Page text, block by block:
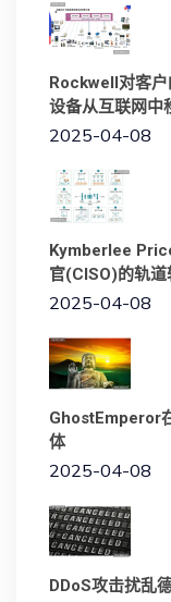
Rockwell对客
设备从互联网中
2025-04-08
Kymberlee
官(CISO)的轨
2025-04-08
GhostEmperor
体
2025-04-08
DDoS攻击扰乱